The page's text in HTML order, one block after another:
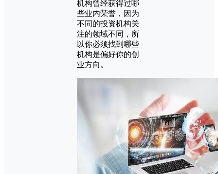
机构曾经获得过哪
些业内荣誉，因为
不同的投资机构关
注的领域不同，所
以你必须找到哪些
机构是偏好你的创
业方向。